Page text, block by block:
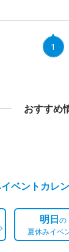
1
おすすめ
ベントカレ
明日の
夏休みイベ